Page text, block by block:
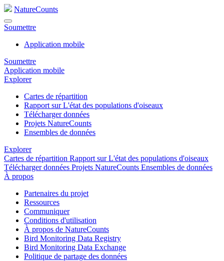
NatureCounts
Soumettre
Application mobile
Soumettre
Application mobile
Explorer
Cartes de répartition
Rapport sur L'état des populations d'oiseaux
Télécharger données
Projets NatureCounts
Ensembles de données
Explorer
Cartes de répartition Rapport sur L'état des populations d'oiseaux
Télécharger données Projets NatureCounts Ensembles de données
À propos
Partenaires du projet
Ressources
Communiquer
Conditions d'utilisation
À propos de NatureCounts
Bird Monitoring Data Registry
Bird Monitoring Data Exchange
Politique de partage des données